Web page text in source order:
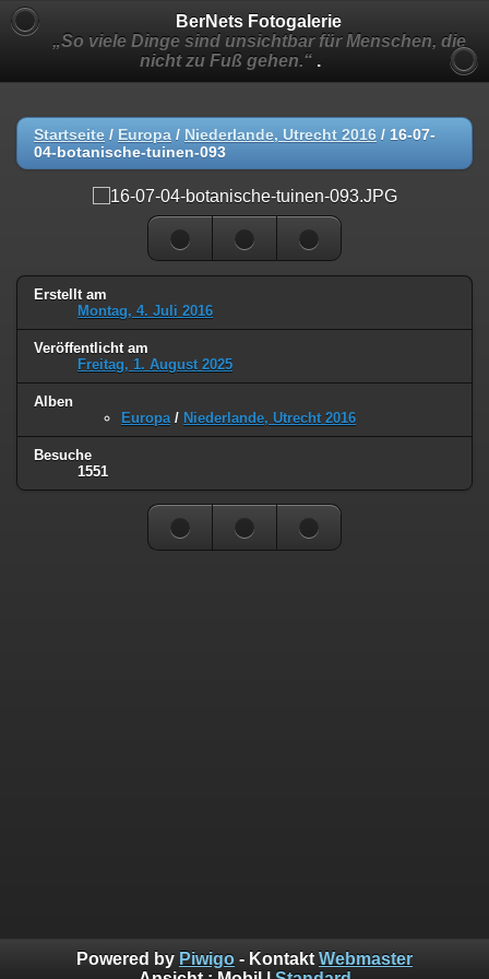
BerNets Fotogalerie
„So viele Dinge sind unsichtbar für Menschen, die
nicht zu Fuß gehen.“ .
Startseite / Europa / Niederlande, Utrecht 2016 / 16-07-
04-botanische-tuinen-093
Erstellt am
Montag, 4. Juli 2016
Veröffentlicht am
Freitag, 1. August 2025
Alben
Europa / Niederlande, Utrecht 2016
Besuche
1551
Powered by Piwigo - Kontakt Webmaster